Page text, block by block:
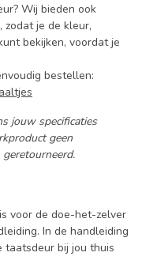
Wij bieden ook
je de kleur,
bekijken, voordat je
bestellen:
jouw specificaties
geen
voor de doe-het-zelver
In de handleiding
bij jou thuis